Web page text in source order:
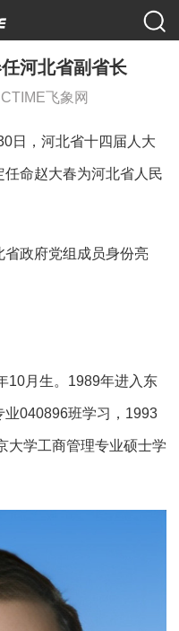
河北省副省长
飞象网
日，河北省十四届人大
命赵大春为河北省人民
政府党组成员身份亮
10月生。1989年进入东
040896班学习，1993
大学工商管理专业硕士学